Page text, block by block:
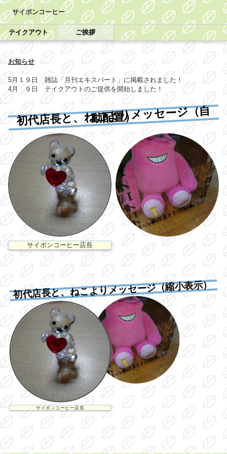
サイポンコーヒー
テイクアウト ご挨拶
お知らせ
5月１９日 雑誌「月刊エキスパート」に掲載されました！
4月 ９日 テイクアウトのご提供を開始しました！
初代店長と、ねこよりメッセージ（自
動配置）
サイポンコーヒー店長
初代店長と、ねこよりメッセージ（縮小表示）
サイポンコーヒー店長